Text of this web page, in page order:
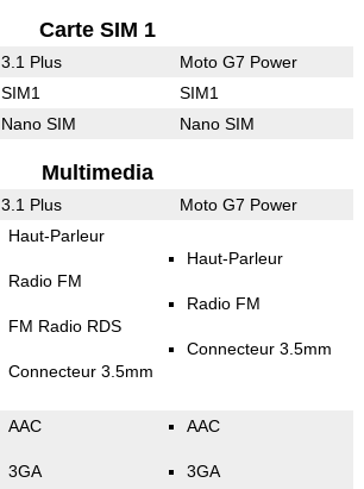
Carte SIM 1
3.1 Plus Moto G7 Power
SIM1 SIM1
Nano SIM Nano SIM
Multimedia
3.1 Plus Moto G7 Power
Haut-Parleur
Radio FM
FM Radio RDS
Connecteur 3.5mm
Haut-Parleur
Radio FM
Connecteur 3.5mm
AAC
3GA
AAC
3GA